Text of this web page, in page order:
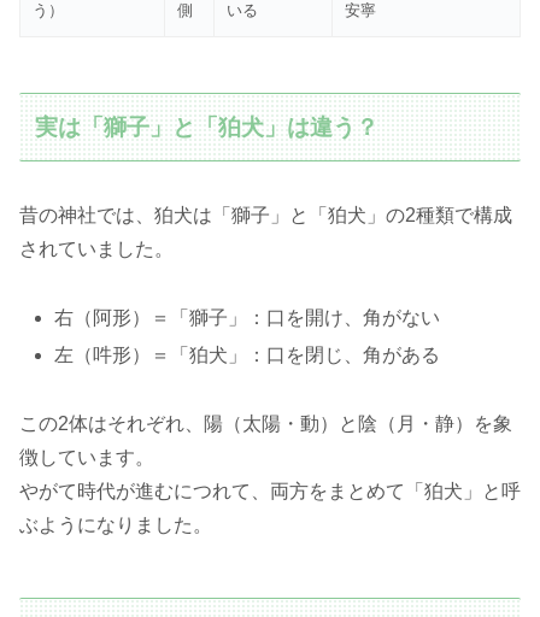
う）
側
いる
安寧
実は「獅子」と「狛犬」は違う？
昔の神社では、狛犬は「獅子」と「狛犬」の2種類で構成
されていました。
右（阿形）＝「獅子」：口を開け、角がない
左（吽形）＝「狛犬」：口を閉じ、角がある
この2体はそれぞれ、陽（太陽・動）と陰（月・静）を象
徴しています。
やがて時代が進むにつれて、両方をまとめて「狛犬」と呼
ぶようになりました。